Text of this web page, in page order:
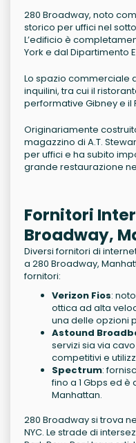
280 Broadway, noto
storico per uffici nel
L’edificio è
York e dal Dipartimento
Lo spazio commerciale
inquilini, tra cui il
performative Gibney e il
Originariamente
magazzino di A.T.
per uffici e ha subito
grande restaurazione
Fornitori
Broadway,
Diversi fornitori di
a 280 Broadway,
fornitori:
Verizon Fios:
ottica ad alta
una delle opzioni
Astound
servizi sia via
competitivi e
Spectrum:
fino a 1 Gbps ed
Manhattan.
280 Broadway si trova
NYC. Le strade di